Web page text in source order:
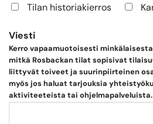
Tilan historiakierros
Viesti
Kerro vapaamuotoisesti
mitkä Rosbackan tilat sopisivat
liittyvät toiveet ja suurinpiirteinen
myös jos haluat tarjouksia
aktiviteeteista tai ohjelmapalveluista.